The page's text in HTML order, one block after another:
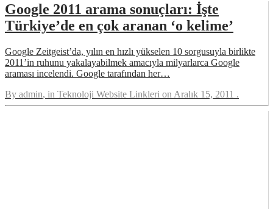
Google 2011 arama sonuçları: İşte
Türkiye’de en çok aranan ‘o kelime’
Google Zeitgeist’da, yılın en hızlı yükselen 10 sorgusuyla birlikte
2011’in ruhunu yakalayabilmek amacıyla milyarlarca Google
araması incelendi. Google tarafından her…
By admin, in Teknoloji Website Linkleri on Aralık 15, 2011 .